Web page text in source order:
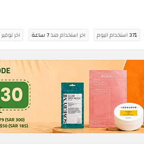
371استخدام اليوم اخر استخدام منذ7 ساعة اخر توفير